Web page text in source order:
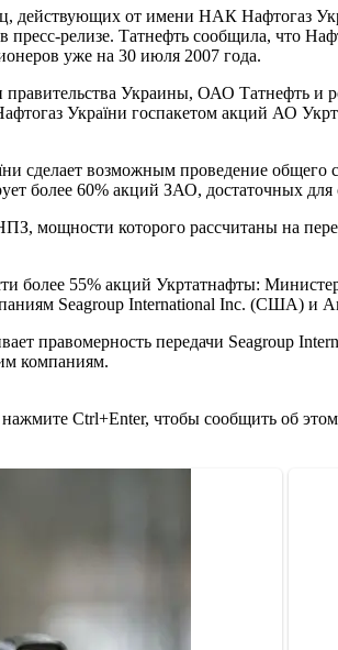
действующих от имени НАК Нафтогаз
релизе. Татнефть сообщила, что
уже на 30 июля 2007 года.
правительства Украины, ОАО Татнефть
України госпакетом акций АО
сделает возможным проведение
более 60% акций ЗАО, достаточных для
мощности которого рассчитаны на
более 55% акций Укртатнафты:
Seagroup International Inc. (США) и
правомерность передачи Seagroup
компаниям.
Ctrl+Enter, чтобы сообщить об